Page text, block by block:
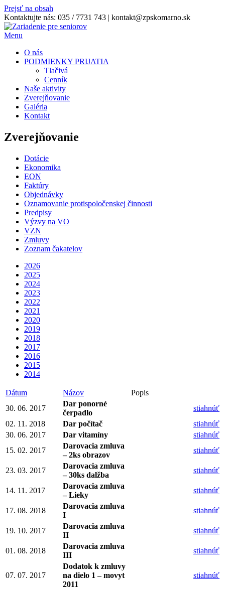
Prejsť na obsah
Kontaktujte nás: 035 / 7731 743 | kontakt@zpskomarno.sk
Menu
O nás
PODMIENKY PRIJATIA
Tlačivá
Cenník
Naše aktivity
Zverejňovanie
Galéria
Kontakt
Zverejňovanie
Dotácie
Ekonomika
EON
Faktúry
Objednávky
Oznamovanie protispoločenskej činnosti
Predpisy
Výzvy na VO
VZN
Zmluvy
Zoznam čakatelov
2026
2025
2024
2023
2022
2021
2020
2019
2018
2017
2016
2015
2014
Dátum Názov
Popis
30. 06. 2017
Dar ponorné
čerpadlo
stiahnúť
02. 11. 2018
Dar počítač
stiahnúť
30. 06. 2017
Dar vitamíny
stiahnúť
15. 02. 2017
Darovacia zmluva
– 2ks obrazov
stiahnúť
23. 03. 2017
Darovacia zmluva
– 30ks dalžba
stiahnúť
14. 11. 2017
Darovacia zmluva
– Lieky
stiahnúť
17. 08. 2018
Darovacia zmluva
I
stiahnúť
19. 10. 2017
Darovacia zmluva
II
stiahnúť
01. 08. 2018
Darovacia zmluva
III
stiahnúť
07. 07. 2017
Dodatok k zmluvy
na dielo 1 – movyt
2011
stiahnúť